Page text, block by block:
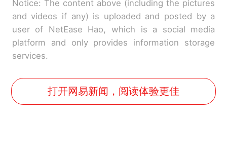
Notice: The content above (including the pictures
and videos if any) is uploaded and posted by a
user of NetEase Hao, which is a social media
platform and only provides information storage
services.
打开网易新闻，阅读体验更佳